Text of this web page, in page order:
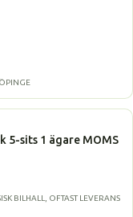
5-sits 1 ägare MOMS
BILHALL, OFTAST LEVERANS